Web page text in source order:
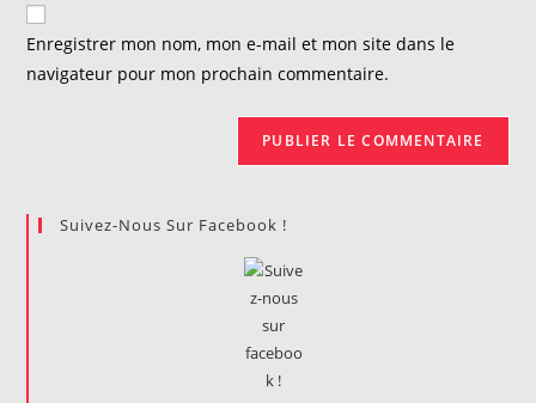
comment
votre
(facultatif)
Enregistrer mon nom, mon e-mail et mon site dans le
navigateur pour mon prochain commentaire.
Suivez-Nous Sur Facebook !